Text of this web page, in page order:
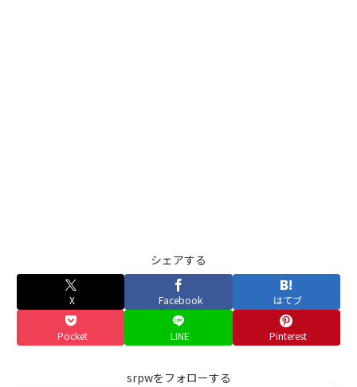
シェアする
X Facebook はてブ
Pocket LINE Pinterest
srpwをフォローする